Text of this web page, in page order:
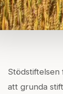
Stödstiftelsen
att grunda